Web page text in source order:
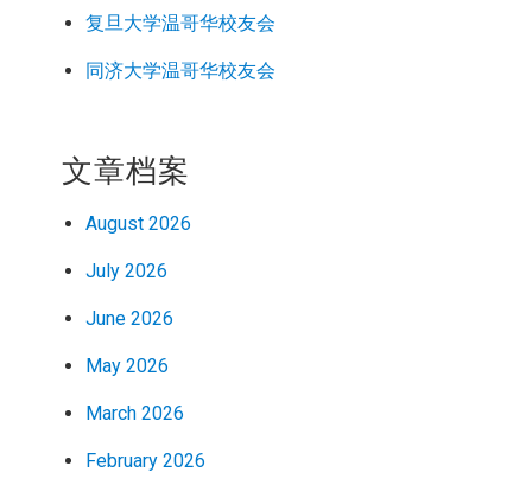
复旦大学温哥华校友会
同济大学温哥华校友会
文章档案
August 2026
July 2026
June 2026
May 2026
March 2026
February 2026